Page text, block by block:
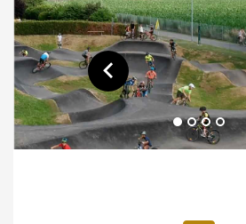
Toon vorige afbeelding